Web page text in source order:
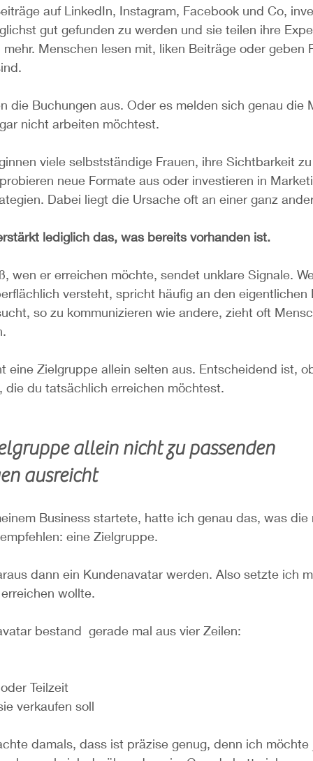
auf LinkedIn, Instagram, Facebook und Co,
gut gefunden zu werden und sie teilen ihre
Menschen lesen mit, liken Beiträge oder
die Buchungen aus. Oder es melden sich genau die
nicht arbeiten möchtest.
viele selbstständige Frauen, ihre Sichtbarkeit
neue Formate aus oder investieren in
Dabei liegt die Ursache oft an einer ganz
lediglich das, was bereits vorhanden ist.
wen er erreichen möchte, sendet unklare Signale.
versteht, spricht häufig an den
so zu kommunizieren wie andere, zieht oft
eine Zielgruppe allein selten aus. Entscheidend ist,
die du tatsächlich erreichen möchtest.
allein nicht zu passenden
ausreicht
Business startete, hatte ich genau das, was
eine Zielgruppe.
dann ein Kundenavatar werden. Also setzte ich
wollte.
bestand  gerade mal aus vier Zeilen:
Teilzeit
verkaufen soll
damals, dass ist präzise genug, denn ich